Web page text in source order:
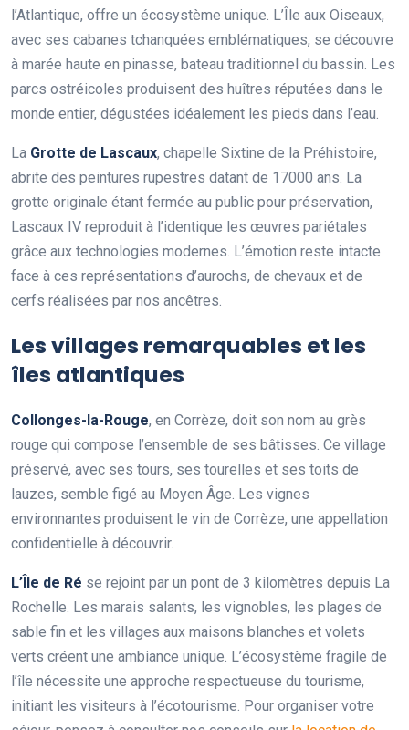
l’Atlantique, offre un écosystème unique. L’Île aux Oiseaux,
avec ses cabanes tchanquées emblématiques, se découvre
à marée haute en pinasse, bateau traditionnel du bassin. Les
parcs ostréicoles produisent des huîtres réputées dans le
monde entier, dégustées idéalement les pieds dans l’eau.
La Grotte de Lascaux, chapelle Sixtine de la Préhistoire,
abrite des peintures rupestres datant de 17000 ans. La
grotte originale étant fermée au public pour préservation,
Lascaux IV reproduit à l’identique les œuvres pariétales
grâce aux technologies modernes. L’émotion reste intacte
face à ces représentations d’aurochs, de chevaux et de
cerfs réalisées par nos ancêtres.
Les villages remarquables et les
îles atlantiques
Collonges-la-Rouge, en Corrèze, doit son nom au grès
rouge qui compose l’ensemble de ses bâtisses. Ce village
préservé, avec ses tours, ses tourelles et ses toits de
lauzes, semble figé au Moyen Âge. Les vignes
environnantes produisent le vin de Corrèze, une appellation
confidentielle à découvrir.
L’Île de Ré se rejoint par un pont de 3 kilomètres depuis La
Rochelle. Les marais salants, les vignobles, les plages de
sable fin et les villages aux maisons blanches et volets
verts créent une ambiance unique. L’écosystème fragile de
l’île nécessite une approche respectueuse du tourisme,
initiant les visiteurs à l’écotourisme. Pour organiser votre